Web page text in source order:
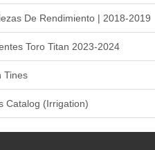
De Rendimiento | 2018-2019
Toro Titan 2023-2024
Tines
Catalog (Irrigation)